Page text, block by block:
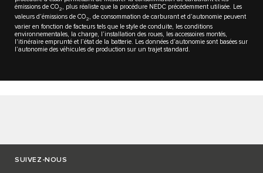
émissions de CO2
, plus réaliste que la procédure NEDC précédemment utilisée. Les
valeurs d’émissions de CO2, de consommation de carburant et d’autonomie peuvent
varier en fonction de facteurs tels que le style de conduite, les conditions
environnementales, la charge, l’installation des roues, les accessoires montés,
l'itinéraire emprunté et l’état de la batterie. Les données d’autonomie sont basées sur
l’autonomie des véhicules de production sur un trajet standard.
SUIVEZ-NOUS